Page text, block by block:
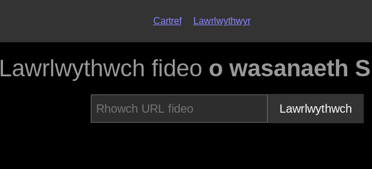
Cartref Lawrlwythwyr
Lawrlwythwch fideo o wasanaeth
Lawrlwythwch